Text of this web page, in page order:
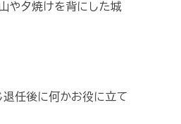
や夕焼けを背にした城
任後に何かお役に立て